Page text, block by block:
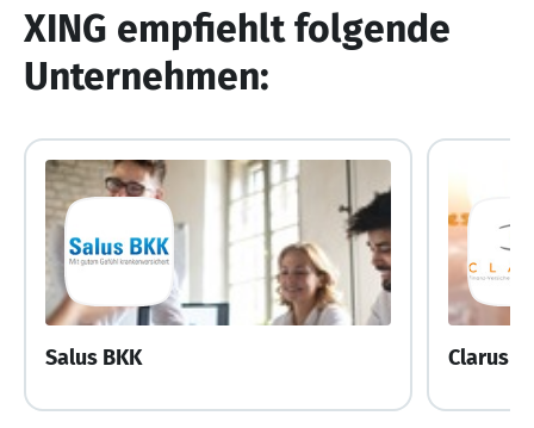
XING empfiehlt folgende
Unternehmen:
Salus BKK Clarus